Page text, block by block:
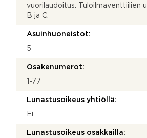
vuorilaudoitus. Tuloilmaventtiilien
B ja C.
Asuinhuoneistot:
5
Osakenumerot:
1-77
Lunastusoikeus yhtiöllä:
Ei
Lunastusoikeus osakkailla: